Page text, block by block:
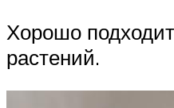
Хорошо
растений.